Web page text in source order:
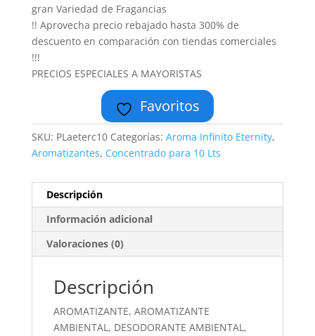
gran Variedad de Fragancias
!! Aprovecha precio rebajado hasta 300% de
descuento en comparación con tiendas comerciales
!!!
PRECIOS ESPECIALES A MAYORISTAS
Favoritos
SKU: PLaeterc10 Categorías: Aroma Infinito Eternity,
Aromatizantes, Concentrado para 10 Lts
Descripción
Información adicional
Valoraciones (0)
Descripción
AROMATIZANTE, AROMATIZANTE
AMBIENTAL, DESODORANTE AMBIENTAL,